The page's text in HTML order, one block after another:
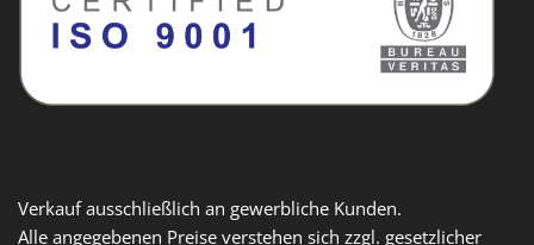
Verkauf ausschließlich an gewerbliche Kunden.
Alle angegebenen Preise verstehen sich zzgl. gesetzlicher